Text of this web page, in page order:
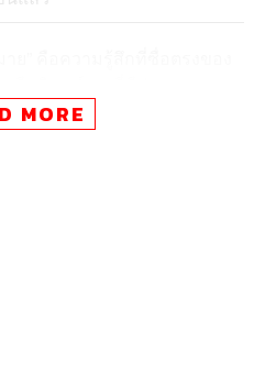
อ FIFA Club World Cup
MORE